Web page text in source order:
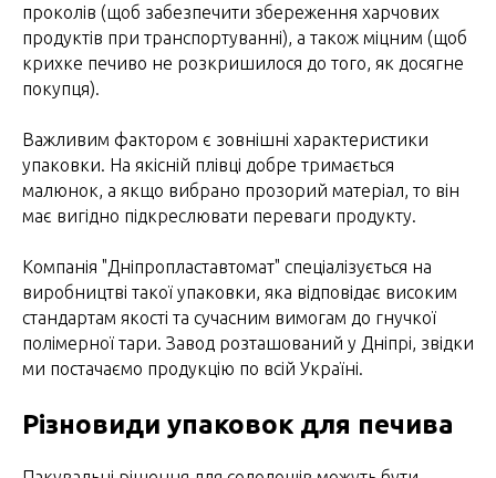
проколів (щоб забезпечити збереження харчових
продуктів при транспортуванні), а також міцним (щоб
крихке печиво не розкришилося до того, як досягне
покупця).
Важливим фактором є зовнішні характеристики
упаковки. На якісній плівці добре тримається
малюнок, а якщо вибрано прозорий матеріал, то він
має вигідно підкреслювати переваги продукту.
Компанія "Дніпропластавтомат" спеціалізується на
виробництві такої упаковки, яка відповідає високим
стандартам якості та сучасним вимогам до гнучкої
полімерної тари. Завод розташований у Дніпрі, звідки
ми постачаємо продукцію по всій Україні.
Різновиди упаковок для печива